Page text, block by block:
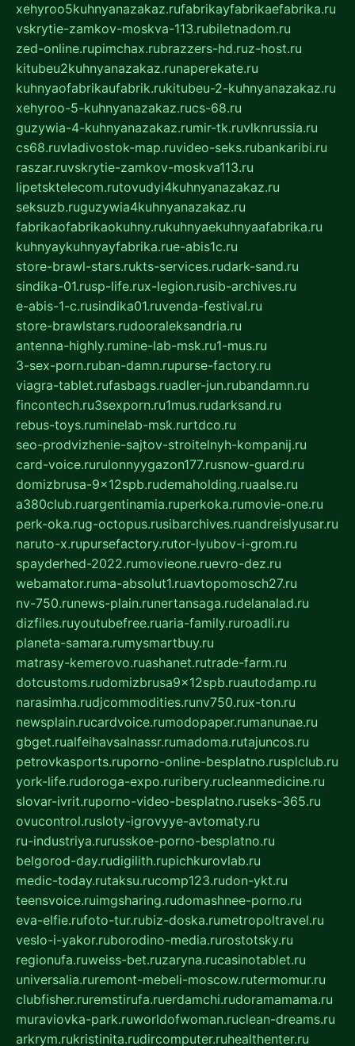
xehyroo5kuhnyanazakaz.rufabrikayfabrikaefabrika.ru
vskrytie-zamkov-moskva-113.rubiletnadom.ru
zed-online.rupimchax.rubrazzers-hd.ruz-host.ru
kitubeu2kuhnyanazakaz.runaperekate.ru
kuhnyaofabrikaufabrik.rukitubeu-2-kuhnyanazakaz.ru
xehyroo-5-kuhnyanazakaz.rucs-68.ru
guzywia-4-kuhnyanazakaz.rumir-tk.ruvlknrussia.ru
cs68.ruvladivostok-map.ruvideo-seks.rubankaribi.ru
raszar.ruvskrytie-zamkov-moskva113.ru
lipetsktelecom.rutovudyi4kuhnyanazakaz.ru
seksuzb.ruguzywia4kuhnyanazakaz.ru
fabrikaofabrikaokuhny.rukuhnyaekuhnyaafabrika.ru
kuhnyaykuhnyayfabrika.rue-abis1c.ru
store-brawl-stars.rukts-services.rudark-sand.ru
sindika-01.rusp-life.rux-legion.rusib-archives.ru
e-abis-1-c.rusindika01.ruvenda-festival.ru
store-brawlstars.rudooraleksandria.ru
antenna-highly.rumine-lab-msk.ru1-mus.ru
3-sex-porn.ruban-damn.rupurse-factory.ru
viagra-tablet.rufasbags.ruadler-jun.rubandamn.ru
fincontech.ru3sexporn.ru1mus.rudarksand.ru
rebus-toys.ruminelab-msk.rurtdco.ru
seo-prodvizhenie-sajtov-stroitelnyh-kompanij.ru
card-voice.rurulonnyygazon177.rusnow-guard.ru
domizbrusa-9x12spb.rudemaholding.ruaalse.ru
a380club.ruargentinamia.ruperkoka.rumovie-one.ru
perk-oka.rug-octopus.rusibarchives.ruandreislyusar.ru
naruto-x.rupursefactory.rutor-lyubov-i-grom.ru
spayderhed-2022.rumovieone.ruevro-dez.ru
webamator.ruma-absolut1.ruavtopomosch27.ru
nv-750.runews-plain.runertansaga.rudelanalad.ru
dizfiles.ruyoutubefree.ruaria-family.ruroadli.ru
planeta-samara.rumysmartbuy.ru
matrasy-kemerovo.ruashanet.rutrade-farm.ru
dotcustoms.rudomizbrusa9x12spb.ruautodamp.ru
narasimha.rudjcommodities.runv750.rux-ton.ru
newsplain.rucardvoice.rumodopaper.rumanunae.ru
gbget.rualfeihavsalnassr.rumadoma.rutajuncos.ru
petrovkasports.ruporno-online-besplatno.rusplclub.ru
york-life.rudoroga-expo.ruribery.rucleanmedicine.ru
slovar-ivrit.ruporno-video-besplatno.ruseks-365.ru
ovucontrol.rusloty-igrovyye-avtomaty.ru
ru-industriya.rurusskoe-porno-besplatno.ru
belgorod-day.rudigilith.rupichkurovlab.ru
medic-today.rutaksu.rucomp123.rudon-ykt.ru
teensvoice.ruimgsharing.rudomashnee-porno.ru
eva-elfie.rufoto-tur.rubiz-doska.rumetropoltravel.ru
veslo-i-yakor.ruborodino-media.rurostotsky.ru
regionufa.ruweiss-bet.ruzaryna.rucasinotablet.ru
universalia.ruremont-mebeli-moscow.rutermomur.ru
clubfisher.ruremstirufa.ruerdamchi.rudoramamama.ru
muraviovka-park.ruworldofwoman.ruclean-dreams.ru
arkrym.rukristinita.rudircomputer.ruhealthenter.ru